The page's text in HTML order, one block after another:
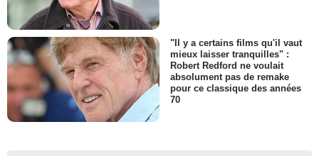
"Il y a certains films qu'il vaut
mieux laisser tranquilles" :
Robert Redford ne voulait
absolument pas de remake
pour ce classique des années
70